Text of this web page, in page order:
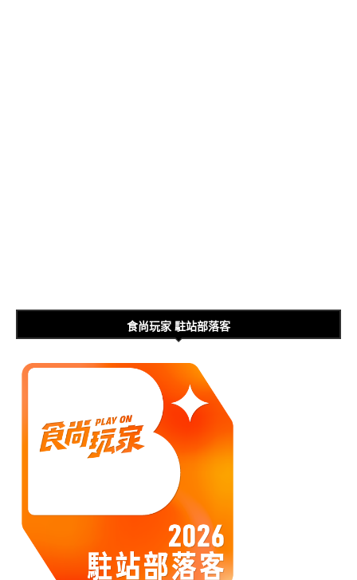
食尚玩家 駐站部落客